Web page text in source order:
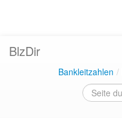
BlzDir
Bankleitzahlen /